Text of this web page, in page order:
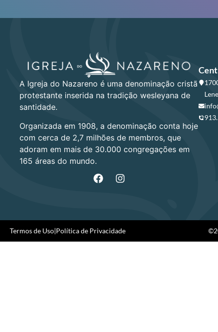
A Igreja do Nazareno é uma denominação cristã
protestante inserida na tradição wesleyana de
santidade.
Organizada em 1908, a denominação conta hoje
com cerca de 2,7 milhões de membros, que
adoram em mais de 30.000 congregações em
165 áreas do mundo.
Termos de Uso|Política de Privacidade